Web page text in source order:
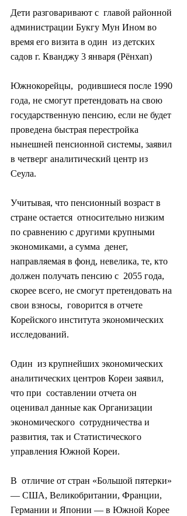
Дети разговаривают с  главой районной
администрации Букгу Мун Ином во
время его визита в один  из детских
садов г. Кванджу 3 января (Рёнхап)
Южнокорейцы,  родившиеся после 1990
года, не смогут претендовать на свою
государственную пенсию, если не будет
проведена быстрая перестройка
нынешней пенсионной системы, заявил
в четверг аналитический центр из
Сеула.
Учитывая, что пенсионный возраст в
стране остается  относительно низким
по сравнению с другими крупными
экономиками, а сумма  денег,
направляемая в фонд, невелика, те, кто
должен получать пенсию с  2055 года,
скорее всего, не смогут претендовать на
свои взносы,  говорится в отчете
Корейского института экономических
исследований.
Один  из крупнейших экономических
аналитических центров Кореи заявил,
что при  составлении отчета он
оценивал данные как Организации
экономического  сотрудничества и
развития, так и Статистического
управления Южной Кореи.
В  отличие от стран «Большой пятерки»
— США, Великобритании, Франции,
Германии и Японии — в Южной Корее